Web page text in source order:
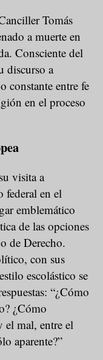
Tomás
a muerte en
Consciente del
discurso a
constante entre fe
en el proceso
visita a
federal en el
emblemático
de las opciones
de Derecho.
con sus
escolástico se
“¿Cómo
¿Cómo
el mal, entre el
aparente?”